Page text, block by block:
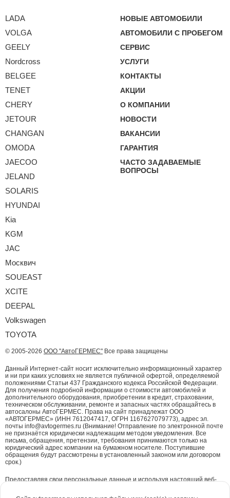
LADA
VOLGA
GEELY
Nordcross
BELGEE
TENET
CHERY
JETOUR
CHANGAN
OMODA
JAECOO
JELAND
SOLARIS
HYUNDAI
Kia
KGM
JAC
Москвич
SOUEAST
XCITE
DEEPAL
Volkswagen
TOYOTA
НОВЫЕ АВТОМОБИЛИ
АВТОМОБИЛИ С ПРОБЕГОМ
СЕРВИС
УСЛУГИ
КОНТАКТЫ
АКЦИИ
О КОМПАНИИ
НОВОСТИ
ВАКАНСИИ
ГАРАНТИЯ
ЧАСТО ЗАДАВАЕМЫЕ
ВОПРОСЫ
© 2005-2026 ООО "АвтоГЕРМЕС" Все права защищены
Данный Интернет-сайт носит исключительно информационный характер
и ни при каких условиях не является публичной офертой, определяемой
положениями Статьи 437 Гражданского кодекса Российской Федерации.
Для получения подробной информации о стоимости автомобилей и
дополнительного оборудования, приобретении в кредит, страховании,
техническом обслуживании, ремонте и запасных частях обращайтесь в
автосалоны АвтоГЕРМЕС. Права на сайт принадлежат ООО
«АВТОГЕРМЕС» (ИНН 7612047417, ОГРН 1167627079773), адрес эл.
почты info@avtogermes.ru (Внимание! Отправление по электронной почте
не признаётся юридически надлежащим методом уведомления. Все
письма, обращения, претензии, требования принимаются только на
юридический адрес компании на бумажном носителе. Поступившие
обращения будут рассмотрены в установленный законом или договором
срок.)
Предоставляя свои персональные данные и используя настоящий веб-